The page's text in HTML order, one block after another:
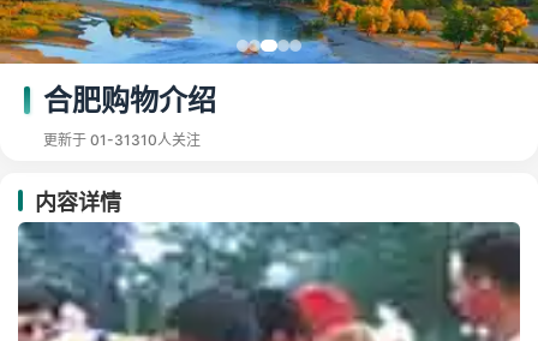
合肥购物介绍
更新于 01-31 310人关注
内容详情